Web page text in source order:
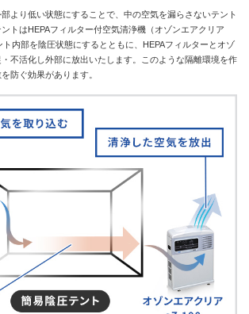
より低い状態にすることで、中の空気を漏らさないテント
トはHEPAフィルター付空気清浄機（オゾンエアクリア
内部を陰圧状態にするとともに、HEPAフィルターとオゾ
不活化し外部に放出いたします。このような隔離環境を作
防ぐ効果があります。